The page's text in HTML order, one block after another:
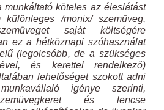
köteles az éleslátást
/monix/ szemüveg,
saját költségére
ez a hétköznapi szóhasználat
(legolcsóbb, de a szükséges
és kerettel rendelkező)
lehetőséget szokott adni
igénye szerinti,
és lencse